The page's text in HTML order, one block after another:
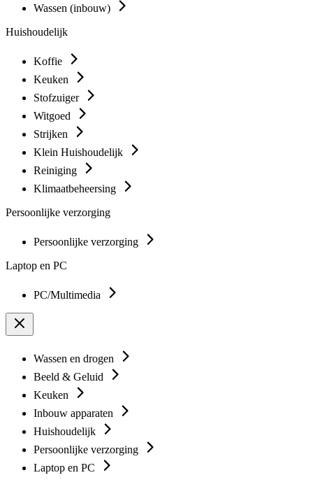
Wassen (inbouw)
Huishoudelijk
Koffie
Keuken
Stofzuiger
Witgoed
Strijken
Klein Huishoudelijk
Reiniging
Klimaatbeheersing
Persoonlijke verzorging
Persoonlijke verzorging
Laptop en PC
PC/Multimedia
Wassen en drogen
Beeld & Geluid
Keuken
Inbouw apparaten
Huishoudelijk
Persoonlijke verzorging
Laptop en PC